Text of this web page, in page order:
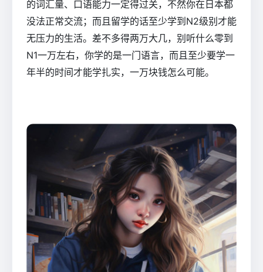
的词汇量、口语能力一定得过关，不然你在日本都
没法正常交流；而且留学的话至少学到N2级别才能
无压力的生活。差不多得两万大几，别听什么零到
N1一万左右，你学的是一门语言，而且至少要学一
年半的时间才能学扎实，一万块钱怎么可能。